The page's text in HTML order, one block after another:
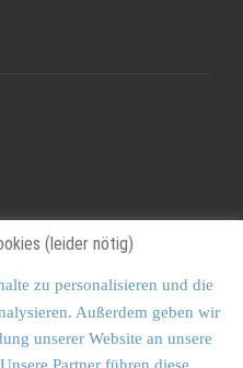
(leider nötig)
zu personalisieren und die
Außerdem geben wir
unserer Website an unsere
Partner führen diese